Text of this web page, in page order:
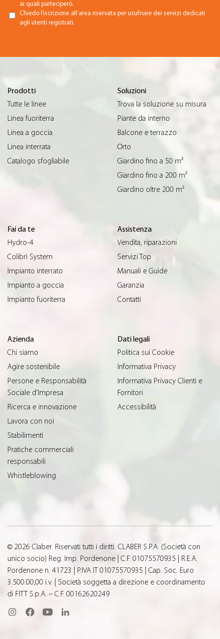
ai quali parteciperò.
Chiedo l’iscrizione all’area riservata per usufruire dei servizi dedicati
agli utenti registrati.
Prodotti
Tutte le linee
Linea fuoriterra
Linea a goccia
Linea interrata
Catalogo sfogliabile
Soluzioni
Trova la soluzione su misura
Piante da interno
Balcone e terrazzo
Orto
Giardino fino a 50 m²
Giardino fino a 200 m²
Giardino oltre 200 m²
Fai da te
Hydro-4
Colibrì System
Impianto interrato
Impianto a goccia
Impianto fuoriterra
Assistenza
Vendita, riparazioni
Servizi Top
Manuali e Guide
Garanzia
Contatti
Azienda
Chi siamo
Agire sostenibile
Persone e Responsabilità
Sociale d’Impresa
Ricerca e innovazione
Lavora con noi
Stabilimenti
Pratiche commerciali
responsabili
Whistleblowing
Dati legali
Politica sui Cookie
Informativa Privacy
Informativa Privacy Clienti e
Fornitori
Accessibilità
© 2026 Claber. Riservati tutti i diritti. CLABER S.P.A. (Società con
unico socio) Reg. Imp. Pordenone | C.F. 01075570935 | R.E.A.
Pordenone n. 41723 | P.IVA IT 01075570935 | Cap. Soc. Euro
3.500.00,00 i.v. | Società soggetta a direzione e coordinamento
di FITT S.p.A. – C.F. 00162620249